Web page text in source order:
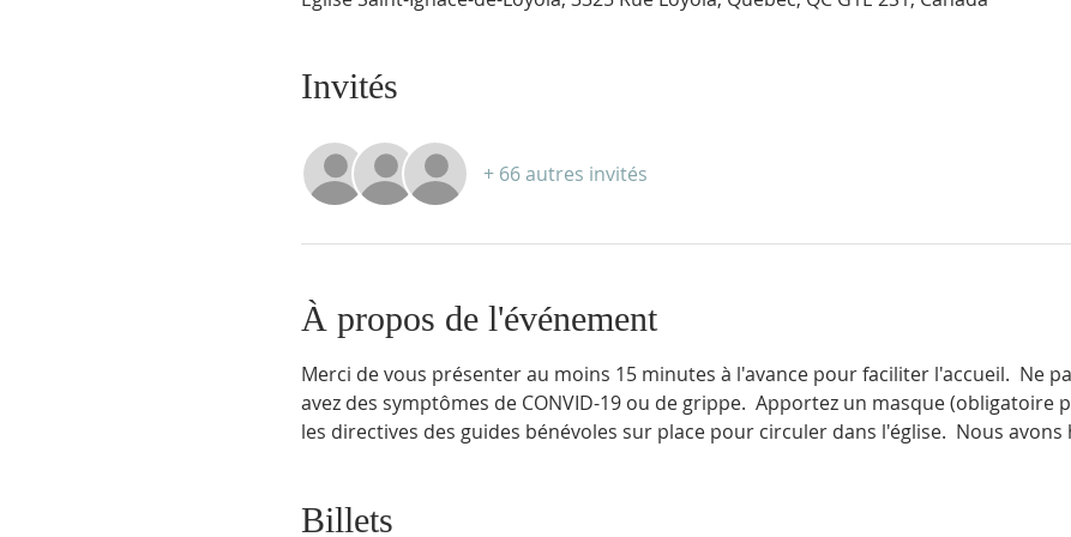
Invités
+ 66 autres invités
À propos de l'événement
Merci de vous présenter au moins 15 minutes à l'avance pour faciliter l'accueil.  Ne
avez des symptômes de CONVID-19 ou de grippe.  Apportez un masque (obligatoire
les directives des guides bénévoles sur place pour circuler dans l'église.  Nous
Billets